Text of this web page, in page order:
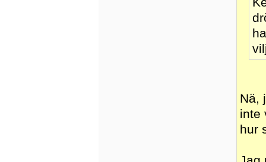
Nä,
inte
hur